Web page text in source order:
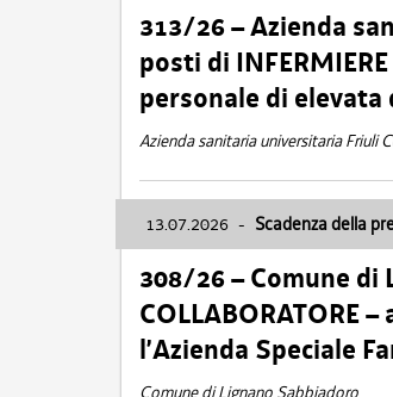
313/26 – Azienda
posti di
personale di elevata
Azienda sanitaria universitaria Friuli
13.07.2026 - Scadenza della
308/26 – Comune di
COLLABORATORE
l’Azienda Speciale
Comune di Lignano Sabbiadoro